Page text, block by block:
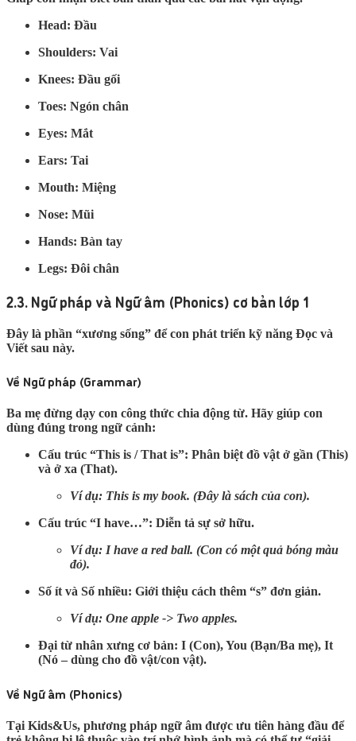
Head: Đầu
Shoulders: Vai
Knees: Đầu gối
Toes: Ngón chân
Eyes: Mắt
Ears: Tai
Mouth: Miệng
Nose: Mũi
Hands: Bàn tay
Legs: Đôi chân
2.3. Ngữ pháp và Ngữ âm (Phonics) cơ bản lớp 1
Đây là phần “xương sống” để con phát triển kỹ năng Đọc và
Viết sau này.
Về Ngữ pháp (Grammar)
Ba mẹ đừng dạy con công thức chia động từ. Hãy giúp con
dùng đúng trong ngữ cảnh:
Cấu trúc “This is / That is”: Phân biệt đồ vật ở gần (This)
và ở xa (That).
Ví dụ: This is my book. (Đây là sách của con).
Cấu trúc “I have…”: Diễn tả sự sở hữu.
Ví dụ: I have a red ball. (Con có một quả bóng màu
đỏ).
Số ít và Số nhiều: Giới thiệu cách thêm “s” đơn giản.
Ví dụ: One apple -> Two apples.
Đại từ nhân xưng cơ bản: I (Con), You (Bạn/Ba mẹ), It
(Nó – dùng cho đồ vật/con vật).
Về Ngữ âm (Phonics)
Tại Kids&Us, phương pháp ngữ âm được ưu tiên hàng đầu để